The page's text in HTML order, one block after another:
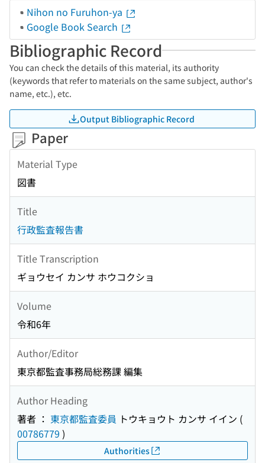
Nihon no Furuhon-ya
Google Book Search
Bibliographic Record
You can check the details of this material, its authority
(keywords that refer to materials on the same subject, author's
name, etc.), etc.
Output Bibliographic Record
Paper
Material Type
図書
Title
行政監査報告書
Title Transcription
ギョウセイ カンサ ホウコクショ
Volume
令和6年
Author/Editor
東京都監査事務局総務課 編集
Author Heading
著者 ： 東京都監査委員 トウキョウト カンサ イイン (
00786779 )
Authorities